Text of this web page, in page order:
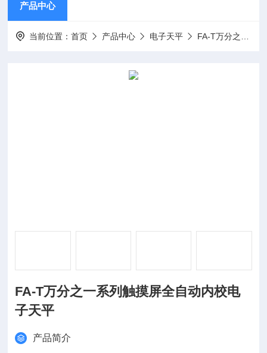
产品中心
当前位置：首页 产品中心 电子天平 FA-T万分之一内校电子天平
FA-T万分之一系列触摸屏全自动内校电
子天平
产品简介